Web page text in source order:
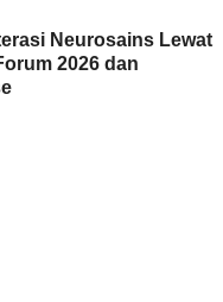
Neurosains Lewat
2026 dan